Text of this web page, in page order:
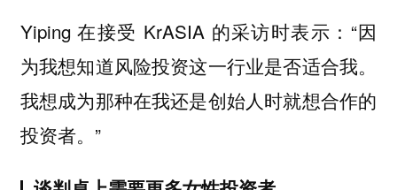
Yiping 在接受 KrASIA 的采访时表示：“因
为我想知道风险投资这一行业是否适合我。
我想成为那种在我还是创始人时就想合作的
投资者。”